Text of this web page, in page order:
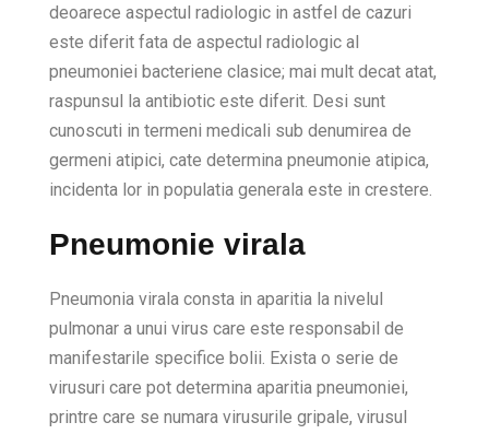
deoarece aspectul radiologic in astfel de cazuri
este diferit fata de aspectul radiologic al
pneumoniei bacteriene clasice; mai mult decat atat,
raspunsul la antibiotic este diferit. Desi sunt
cunoscuti in termeni medicali sub denumirea de
germeni atipici, cate determina pneumonie atipica,
incidenta lor in populatia generala este in crestere.
Pneumonie virala
Pneumonia virala consta in aparitia la nivelul
pulmonar a unui virus care este responsabil de
manifestarile specifice bolii. Exista o serie de
virusuri care pot determina aparitia pneumoniei,
printre care se numara virusurile gripale, virusul